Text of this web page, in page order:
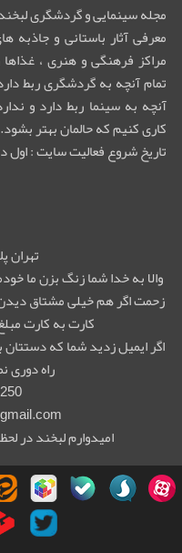
مجله سینمایی و گردشگری
معرفی آثار باستانی و جاذبه
مراکز فرهنگی و هنری ،
تمام آنچه به گردشگری ربط
آنچه به سینما ربط دارد و
کاری کنیم که حالمان بهتر بشود.
تاریخ شروع فعالیت سایت : اول دی
تهران پلاک
والا به خدا شما زنگ بزن ما
زحمت اگر هم خیلی مشتاق
کارت به کارت
اگر ایمیل زدید شما که
راه دوری
امیدوارم لبخند در